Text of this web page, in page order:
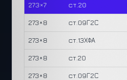
273×7 ст.20
273×8 ст.09Г2С
273×8 ст.13ХФА
273×8 ст.20
273×8 ст.09Г2С